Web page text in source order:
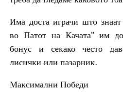
Има доста играчи што
во Патот на Качата" им
бонус и секако често
лисички или пазарник.
Максимални Победи